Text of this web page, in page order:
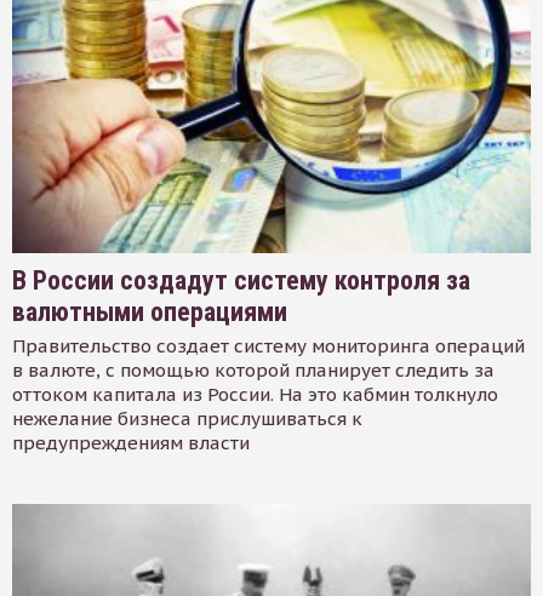
В России создадут систему контроля за
валютными операциями
Правительство создает систему мониторинга операций
в валюте, с помощью которой планирует следить за
оттоком капитала из России. На это кабмин толкнуло
нежелание бизнеса прислушиваться к
предупреждениям власти